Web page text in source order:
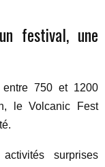
festival, une
entre 750 et 1200
le Volcanic Fest
surprises